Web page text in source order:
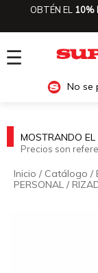
OBTÉN EL 10%
☰
No se
MOSTRANDO EL
Precios son
Inicio / Catálogo /
PERSONAL /